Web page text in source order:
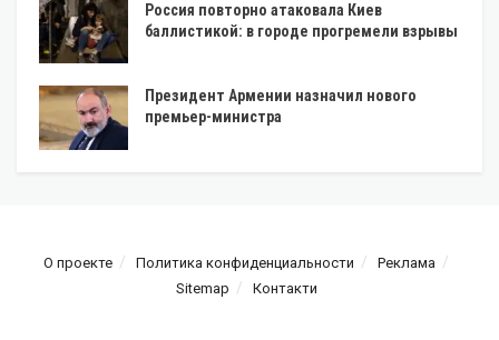
Россия повторно атаковала Киев
баллистикой: в городе прогремели взрывы
Президент Армении назначил нового
премьер-министра
О проекте Политика конфиденциальности
Реклама
Sitemap
Контакти